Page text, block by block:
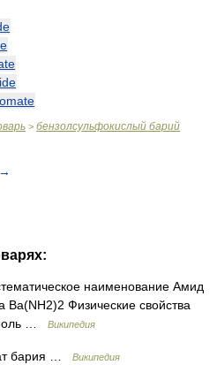
> бензолсульфокислый барий
→
наименование Амид
Физические свойства
…
Википедия
бария … Википедия